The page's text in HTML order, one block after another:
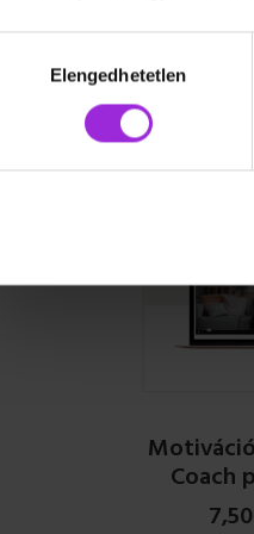
Elengedhetetlen
top
Coach